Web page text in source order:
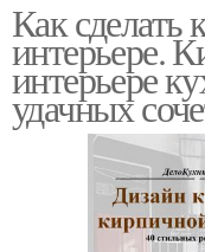
Как сделать
интерьере.
интерьере
удачных